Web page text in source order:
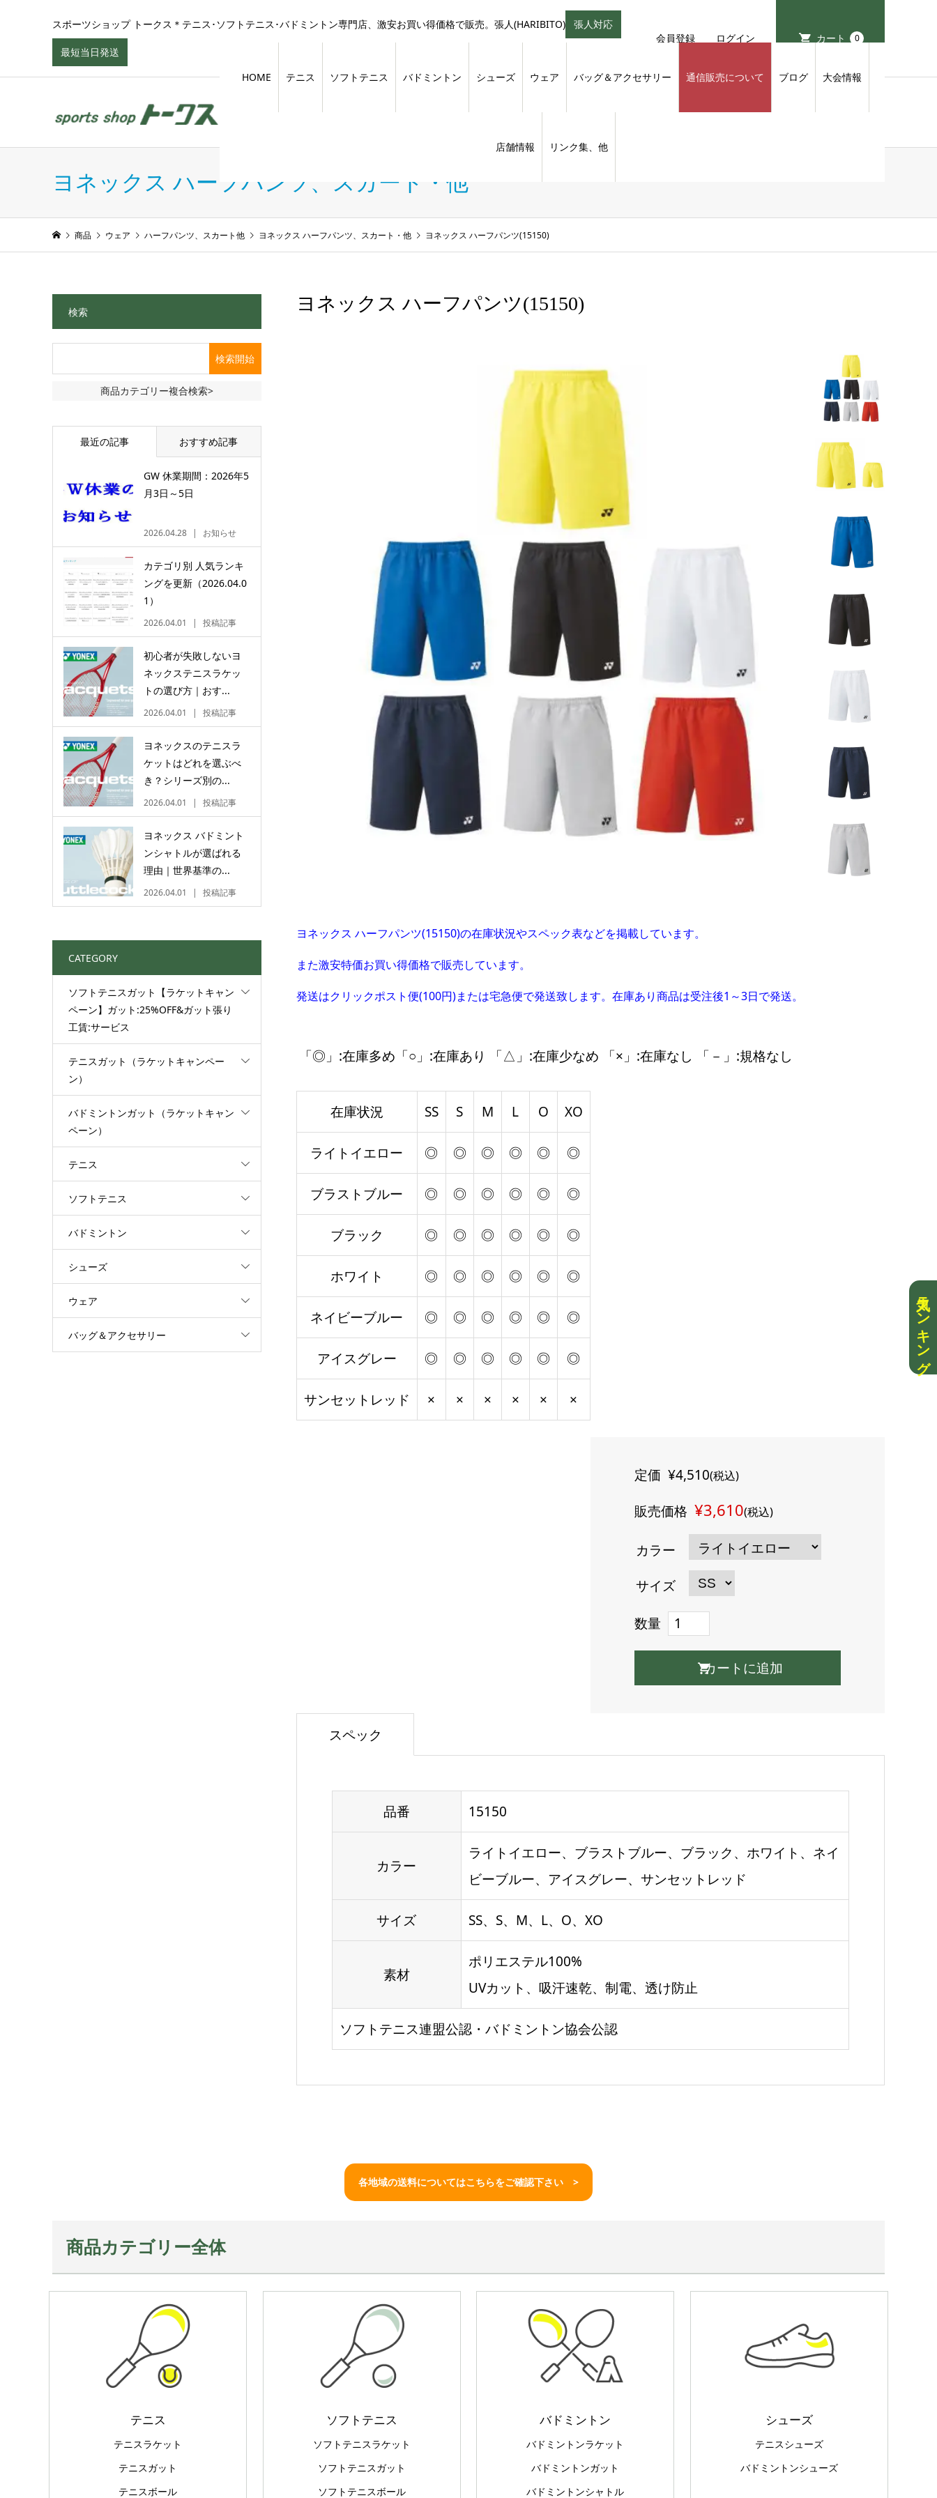
スポーツショップ トークス＊テニス･ソフトテニス･バドミントン専門店、激安お買い得価格で販売。張人(HARIBITO) 張人対応
最短当日発送
会員登録 ログイン カート 0
HOME テニス ソフトテニス バドミントン シューズ ウェア バッグ＆アクセサリー 通信販売について ブログ 大会情報
店舗情報 リンク集、他
人気ランキング
ヨネックス ハーフパンツ、スカート・他
商品 ウェア ハーフパンツ、スカート他 ヨネックス ハーフパンツ、スカート・他 ヨネックス ハーフパンツ(15150)
ヨネックス ハーフパンツ(15150)
ヨネックス ハーフパンツ(15150)の在庫状況やスペック表などを掲載しています。
また激安特価お買い得価格で販売しています。
発送はクリックポスト便(100円)または宅急便で発送致します。在庫あり商品は受注後1～3日で発送。
「◎」:在庫多め「○」:在庫あり 「△」:在庫少なめ 「×」:在庫なし 「－」:規格なし
在庫状況 SS S M L O XO
ライトイエロー ◎ ◎ ◎ ◎ ◎ ◎
ブラストブルー ◎ ◎ ◎ ◎ ◎ ◎
ブラック ◎ ◎ ◎ ◎ ◎ ◎
ホワイト ◎ ◎ ◎ ◎ ◎ ◎
ネイビーブルー ◎ ◎ ◎ ◎ ◎ ◎
アイスグレー ◎ ◎ ◎ ◎ ◎ ◎
サンセットレッド × × × × × ×
定価¥4,510(税込)
販売価格¥3,610(税込)
カラー
サイズ
数量
スペック
品番 15150
カラー
ライトイエロー、ブラストブルー、ブラック、ホワイト、ネイ
ビーブルー、アイスグレー、サンセットレッド
サイズ SS、S、M、L、O、XO
素材
ポリエステル100%
UVカット、吸汗速乾、制電、透け防止
ソフトテニス連盟公認・バドミントン協会公認
検索
商品カテゴリー複合検索>
最近の記事 おすすめ記事
GW 休業期間：2026年5
月3日～5日
2026.04.28 お知らせ
カテゴリ別 人気ランキ
ングを更新（2026.04.0
1）
2026.04.01 投稿記事
初心者が失敗しないヨ
ネックステニスラケッ
トの選び方｜おす...
2026.04.01 投稿記事
ヨネックスのテニスラ
ケットはどれを選ぶべ
き？シリーズ別の...
2026.04.01 投稿記事
ヨネックス バドミント
ンシャトルが選ばれる
理由｜世界基準の...
2026.04.01 投稿記事
CATEGORY
ソフトテニスガット【ラケットキャン
ペーン】ガット:25%OFF&ガット張り
工賃:サービス
テニスガット（ラケットキャンペー
ン）
バドミントンガット（ラケットキャン
ペーン）
テニス
ソフトテニス
バドミントン
シューズ
ウェア
バッグ＆アクセサリー
各地域の送料についてはこちらをご確認下さい >
商品カテゴリー全体
テニス
テニスラケット
テニスガット
テニスボール
ソフトテニス
ソフトテニスラケット
ソフトテニスガット
ソフトテニスボール
バドミントン
バドミントンラケット
バドミントンガット
バドミントンシャトル
シューズ
テニスシューズ
バドミントンシューズ